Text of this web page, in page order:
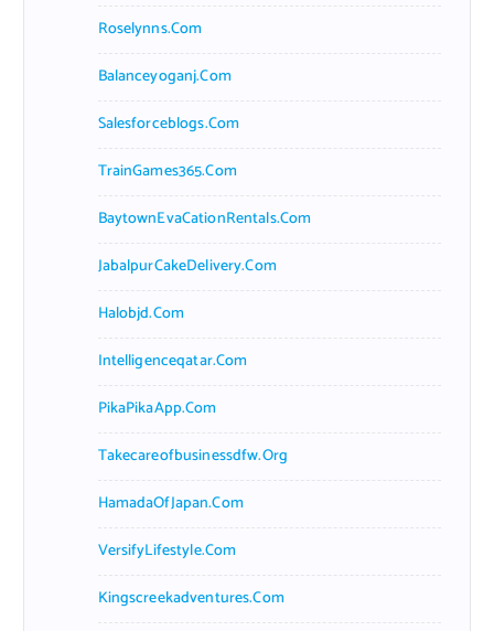
Roselynns.com
Balanceyoganj.com
Salesforceblogs.com
TrainGames365.com
BaytownEvaCationRentals.com
JabalpurCakeDelivery.com
Halobjd.com
Intelligenceqatar.com
PikaPikaApp.com
Takecareofbusinessdfw.org
HamadaOfJapan.com
VersifyLifestyle.com
Kingscreekadventures.com